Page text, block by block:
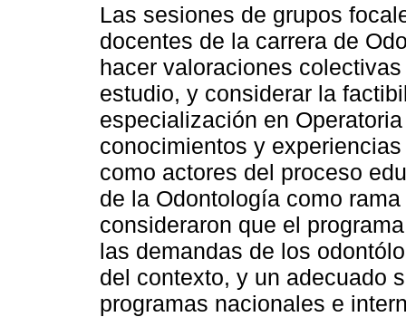
Las sesiones de grupos
docentes de la carrera de
hacer valoraciones
estudio, y considerar la
especialización en
conocimientos y
como actores del proceso
de la Odontología como
consideraron que el
las demandas de los
del contexto, y un adecuado
programas nacionales e